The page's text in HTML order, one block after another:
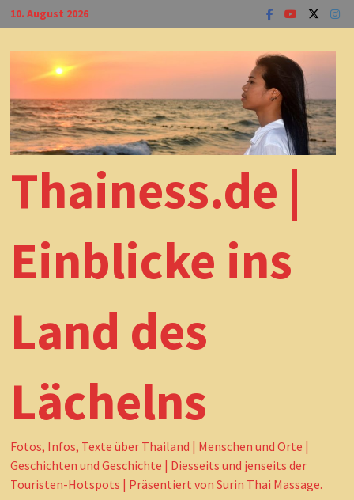
Zum
Inhalt
springen
10. August 2026
Thainess.de |
Einblicke ins
Land des
Lächelns
Fotos, Infos, Texte über Thailand | Menschen und Orte |
Geschichten und Geschichte | Diesseits und jenseits der
Touristen-Hotspots | Präsentiert von Surin Thai Massage.